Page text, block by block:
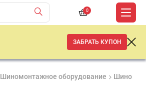
0
ЗАБРАТЬ КУПОН
Шиномонтажное оборудование